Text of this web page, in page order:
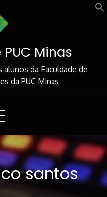
Minas
da Faculdade de
da PUC Minas
santos